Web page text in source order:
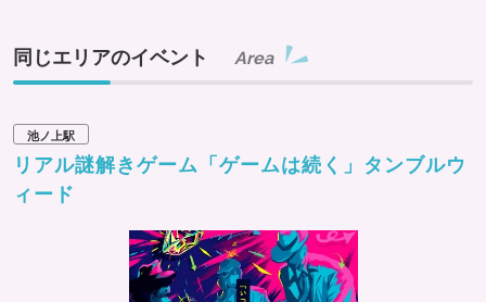
同じエリアのイベント Area
池ノ上駅
リアル謎解きゲーム「ゲームは続く」タンブルウ
ィード